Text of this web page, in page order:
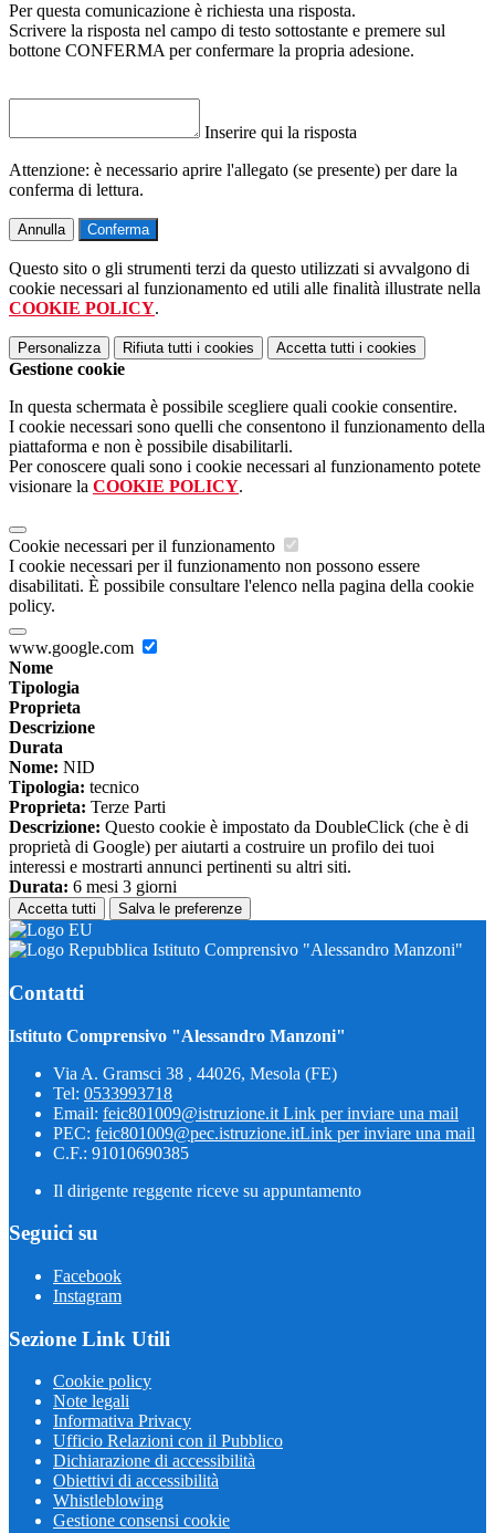
Per questa comunicazione è richiesta una risposta.
Scrivere la risposta nel campo di testo sottostante e premere sul
bottone CONFERMA per confermare la propria adesione.
Inserire qui la risposta
Attenzione: è necessario aprire l'allegato (se presente) per dare la
conferma di lettura.
Annulla Conferma
Questo sito o gli strumenti terzi da questo utilizzati si avvalgono di
cookie necessari al funzionamento ed utili alle finalità illustrate nella
COOKIE POLICY.
Personalizza Rifiuta tutti i cookies Accetta tutti i cookies
Gestione cookie
In questa schermata è possibile scegliere quali cookie consentire.
I cookie necessari sono quelli che consentono il funzionamento della
piattaforma e non è possibile disabilitarli.
Per conoscere quali sono i cookie necessari al funzionamento potete
visionare la COOKIE POLICY.
Cookie necessari per il funzionamento
I cookie necessari per il funzionamento non possono essere
disabilitati. È possibile consultare l'elenco nella pagina della cookie
policy.
www.google.com
Nome
Tipologia
Proprieta
Descrizione
Durata
Nome: NID
Tipologia: tecnico
Proprieta: Terze Parti
Descrizione: Questo cookie è impostato da DoubleClick (che è di
proprietà di Google) per aiutarti a costruire un profilo dei tuoi
interessi e mostrarti annunci pertinenti su altri siti.
Durata: 6 mesi 3 giorni
Accetta tutti Salva le preferenze
Istituto Comprensivo "Alessandro Manzoni"
Contatti
Istituto Comprensivo "Alessandro Manzoni"
Via A. Gramsci 38 , 44026, Mesola (FE)
Tel: 0533993718
Email: feic801009@istruzione.it Link per inviare una mail
PEC: feic801009@pec.istruzione.itLink per inviare una mail
C.F.: 91010690385
Il dirigente reggente riceve su appuntamento
Seguici su
Facebook
Instagram
Sezione Link Utili
Cookie policy
Note legali
Informativa Privacy
Ufficio Relazioni con il Pubblico
Dichiarazione di accessibilità
Obiettivi di accessibilità
Whistleblowing
Gestione consensi cookie